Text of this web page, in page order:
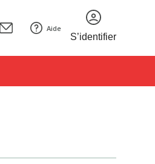
Aide
S’identifier